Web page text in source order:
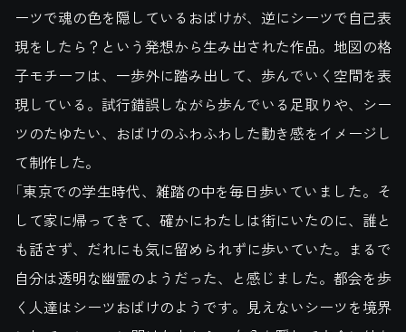
ーツで魂の色を隠しているおばけが、逆にシーツで自己表
現をしたら？という発想から生み出された作品。地図の格
子モチーフは、一歩外に踏み出して、歩んでいく空間を表
現している。試行錯誤しながら歩んでいる足取りや、シー
ツのたゆたい、おばけのふわふわした動き感をイメージし
て制作した。
「東京での学生時代、雑踏の中を毎日歩いていました。そ
して家に帰ってきて、確かにわたしは街にいたのに、誰と
も話さず、だれにも気に留められずに歩いていた。まるで
自分は透明な幽霊のようだった、と感じました。都会を歩
く人達はシーツおばけのようです。見えないシーツを境界